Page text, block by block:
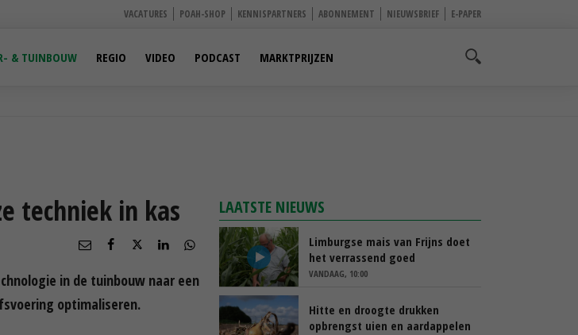
VACATURES POAH-SHOP KENNISPARTNERS ABONNEMENT NIEUWSBRIEF E-PAPER
& TUINBOUW REGIO VIDEO PODCAST MARKTPRIJZEN
techniek in kas
in de tuinbouw naar een
optimaliseren.
LAATSTE NIEUWS
Limburgse mais van Frijns doet
het verrassend goed
VANDAAG, 10:00
Hitte en droogte drukken
opbrengst uien en aardappelen